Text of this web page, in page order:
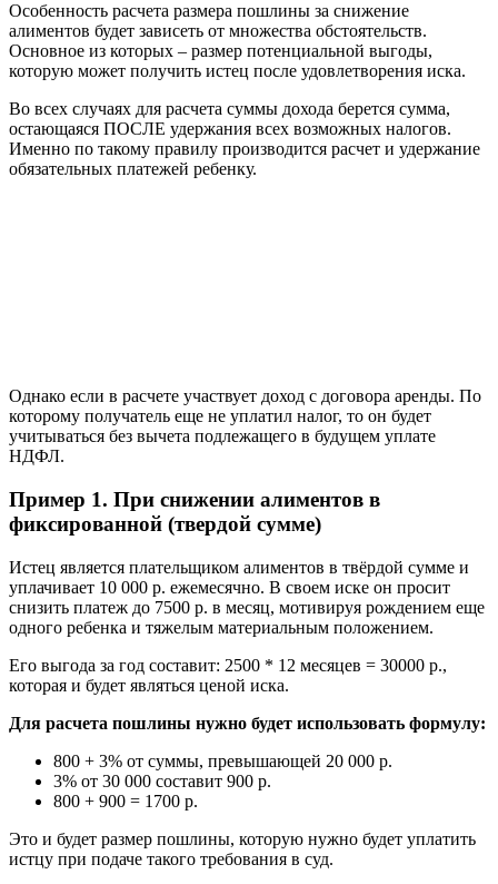
Особенность расчета размера пошлины за снижение
алиментов будет зависеть от множества обстоятельств.
Основное из которых – размер потенциальной выгоды,
которую может получить истец после удовлетворения иска.
Во всех случаях для расчета суммы дохода берется сумма,
остающаяся ПОСЛЕ удержания всех возможных налогов.
Именно по такому правилу производится расчет и удержание
обязательных платежей ребенку.
Однако если в расчете участвует доход с договора аренды. По
которому получатель еще не уплатил налог, то он будет
учитываться без вычета подлежащего в будущем уплате
НДФЛ.
Пример 1. При снижении алиментов в
фиксированной (твердой сумме)
Истец является плательщиком алиментов в твёрдой сумме и
уплачивает 10 000 р. ежемесячно. В своем иске он просит
снизить платеж до 7500 р. в месяц, мотивируя рождением еще
одного ребенка и тяжелым материальным положением.
Его выгода за год составит: 2500 * 12 месяцев = 30000 р.,
которая и будет являться ценой иска.
Для расчета пошлины нужно будет использовать формулу:
800 + 3% от суммы, превышающей 20 000 р.
3% от 30 000 составит 900 р.
800 + 900 = 1700 р.
Это и будет размер пошлины, которую нужно будет уплатить
истцу при подаче такого требования в суд.